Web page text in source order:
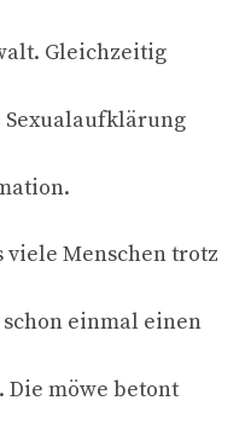
Gleichzeitig
Sexualaufklärung
viele Menschen trotz
einmal einen
Die möwe betont